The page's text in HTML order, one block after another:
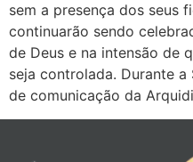
sem a presença dos seus
continuarão sendo
de Deus e na intensão de
seja controlada. Durante a
de comunicação da